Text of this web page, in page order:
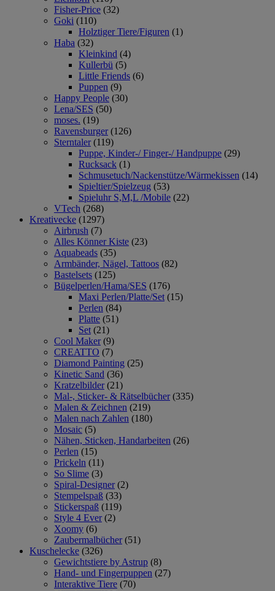
Fisher-Price (32)
Goki (110)
Holztiger Tiere/Figuren (1)
Haba (32)
Kleinkind (4)
Kullerbü (5)
Little Friends (6)
Puppen (9)
Happy People (30)
Lena/SES (50)
moses. (19)
Ravensburger (126)
Sterntaler (119)
Puppe, Kinder-/ Finger-/ Handpuppe (29)
Rucksack (1)
Schmusetuch/Nackenstütze/Wärmekissen (14)
Spieltier/Spielzeug (53)
Spieluhr S,M,L /Mobile (22)
VTech (268)
Kreativecke (1297)
Airbrush (7)
Alles Könner Kiste (23)
Aquabeads (35)
Armbänder, Nägel, Tattoos (82)
Bastelsets (125)
Bügelperlen/Hama/SES (176)
Maxi Perlen/Platte/Set (15)
Perlen (84)
Platte (51)
Set (21)
Cool Maker (9)
CREATTO (7)
Diamond Painting (25)
Kinetic Sand (36)
Kratzelbilder (21)
Mal-, Sticker- & Rätselbücher (335)
Malen & Zeichnen (219)
Malen nach Zahlen (180)
Mosaic (5)
Nähen, Sticken, Handarbeiten (26)
Perlen (15)
Prickeln (11)
So Slime (3)
Spiral-Designer (2)
Stempelspaß (33)
Stickerspaß (119)
Style 4 Ever (2)
Xoomy (6)
Zaubermalbücher (51)
Kuschelecke (326)
Gewichtstiere by Astrup (8)
Hand- und Fingerpuppen (27)
Interaktive Tiere (70)